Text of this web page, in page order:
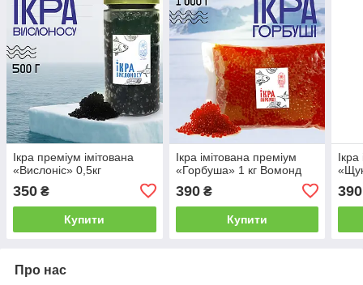
Ікра преміум імітована
«Вислоніс» 0,5кг
350 ₴
Купити
Ікра імітована преміум
«Горбуша» 1 кг Вомонд
390₴
Купити
390
Про нас